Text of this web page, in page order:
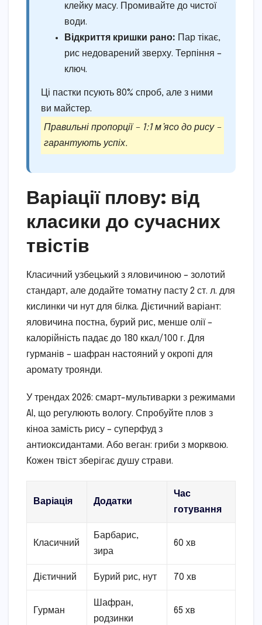
клейку масу. Промивайте до чистої
води.
Відкриття кришки рано: Пар тікає,
рис недоварений зверху. Терпіння –
ключ.
Ці пастки псують 80% спроб, але з ними
ви майстер.
Правильні пропорції – 1:1 м’ясо до рису –
гарантують успіх.
Варіації плову: від
класики до сучасних
твістів
Класичний узбецький з яловичиною – золотий
стандарт, але додайте томатну пасту 2 ст. л. для
кислинки чи нут для білка. Дієтичний варіант:
яловичина постна, бурий рис, менше олії –
калорійність падає до 180 ккал/100 г. Для
гурманів – шафран настояний у окропі для
аромату троянди.
У трендах 2026: смарт-мультиварки з режимами
AI, що регулюють вологу. Спробуйте плов з
кіноа замість рису – суперфуд з
антиоксидантами. Або веган: гриби з морквою.
Кожен твіст зберігає душу страви.
Варіація Додатки
Час
готування
Класичний
Барбарис,
зира
60 хв
Дієтичний Бурий рис, нут 70 хв
Гурман
Шафран,
родзинки
65 хв